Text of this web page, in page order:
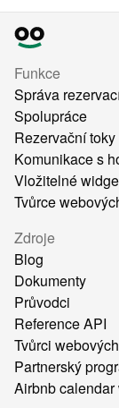
Funkce
Správa
Spolupráce
Rezervační toky
Komunikace s
Vložitelné
Tvůrce
Zdroje
Blog
Dokumenty
Průvodci
Reference API
Tvůrci
Partnerský
Airbnb calendar